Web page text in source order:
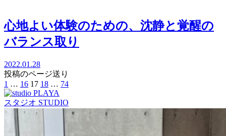
心地よい体験のための、沈静と覚醒の
バランス取り
2022.01.28
投稿のページ送り
1 … 16 17 18 … 74
スタジオ STUDIO